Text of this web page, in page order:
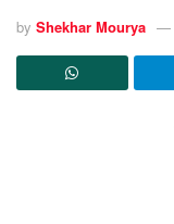
by Shekhar Mourya